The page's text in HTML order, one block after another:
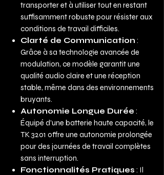
transporter et à utiliser tout en restant
suffisamment robuste pour résister aux
conditions de travail difficiles.
Clarté de Communication :
Grâce à sa technologie avancée de
modulation, ce modèle garantit une
qualité audio claire et une réception
stable, même dans des environnements
bruyants.
Autonomie Longue Durée :
Équipé d'une batterie haute capacité, le
TK 3201 offre une autonomie prolongée
pour des journées de travail complètes
sans interruption.
Fonctionnalités Pratiques : Il